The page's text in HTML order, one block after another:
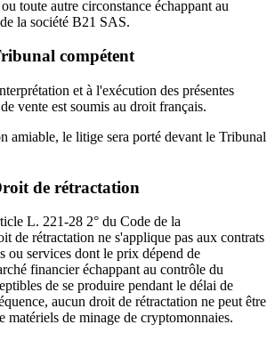
toute autre circonstance échappant au
la société B21 SAS.
compétent
et à l'exécution des présentes
vente est soumis au droit français.
amiable, le litige sera porté devant le Tribunal
de rétractation
L. 221-28 2° du Code de la
de rétractation ne s'applique pas aux contrats
ou services dont le prix dépend de
financier échappant au contrôle du
de se produire pendant le délai de
aucun droit de rétractation ne peut être
matériels de minage de cryptomonnaies.